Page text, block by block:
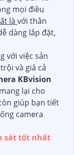
mọi điều
là với thân
dàng lắp đặt,
với việc sản
và giá cả
KBvision
lại cho
giúp bạn tiết
camera
sát tốt nhất